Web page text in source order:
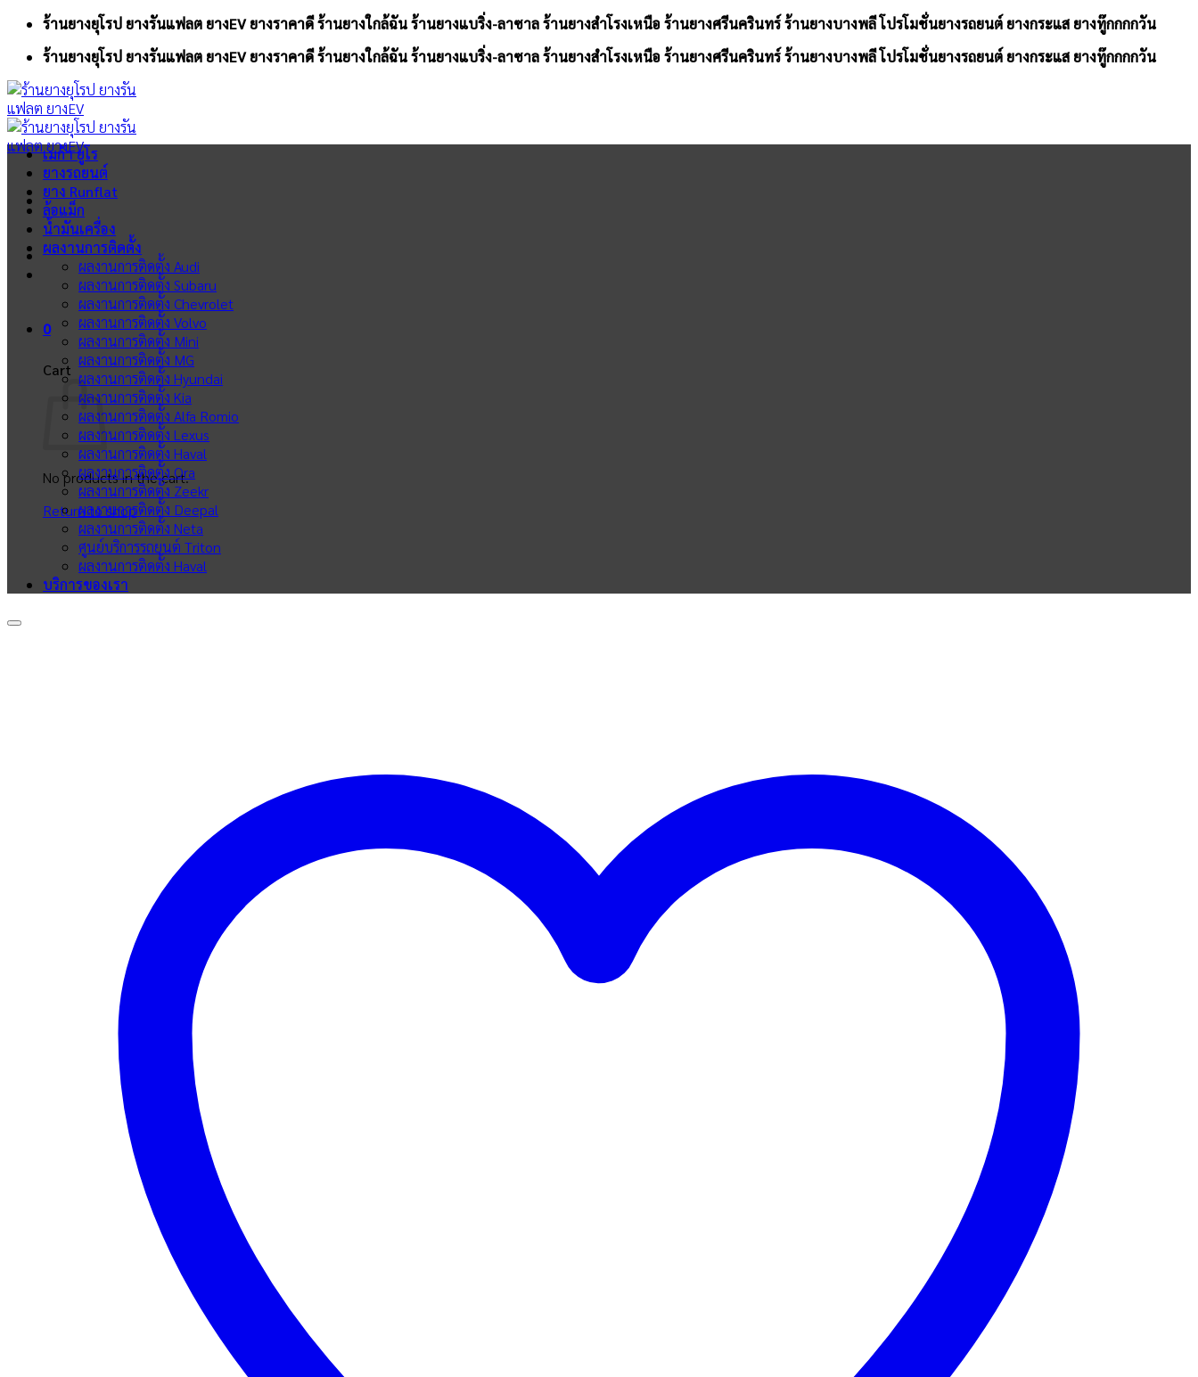
Skip
content
ร้านยางยุโรป ยางรันแฟลต ยางEV ยางราคาดี ร้านยางใกล้ฉัน ร้านยางแบริ่ง-ลาซาล ร้านยางสำโรงเหนือ ร้านยางศรีนครินทร์ ร้านยางบางพลี โปรโมชั่นยางรถยนต์ ยางกระแส ยางทู๊กกกกวัน
ร้านยางยุโรป ยางรันแฟลต ยางEV ยางราคาดี ร้านยางใกล้ฉัน ร้านยางแบริ่ง-ลาซาล ร้านยางสำโรงเหนือ ร้านยางศรีนครินทร์ ร้านยางบางพลี โปรโมชั่นยางรถยนต์ ยางกระแส ยางทู๊กกกกวัน
0
Cart
No products in the cart.
Return to shop
เมก้า ยูโร
ยางรถยนต์
ยาง Runflat
ล้อแม็ก
น้ำมันเครื่อง
ผลงานการติดตั้ง
ผลงานการติดตั้ง Audi
ผลงานการติดตั้ง Subaru
ผลงานการติดตั้ง Chevrolet
ผลงานการติดตั้ง Volvo
ผลงานการติดตั้ง Mini
ผลงานการติดตั้ง MG
ผลงานการติดตั้ง Hyundai
ผลงานการติดตั้ง Kia
ผลงานการติดตั้ง Alfa Romio
ผลงานการติดตั้ง Lexus
ผลงานการติดตั้ง Haval
ผลงานการติดตั้ง Ora
ผลงานการติดตั้ง Zeekr
ผลงานการติดตั้ง Deepal
ผลงานการติดตั้ง Neta
ศูนย์บริการรถยนต์ Triton
ผลงานการติดตั้ง Haval
บริการของเรา